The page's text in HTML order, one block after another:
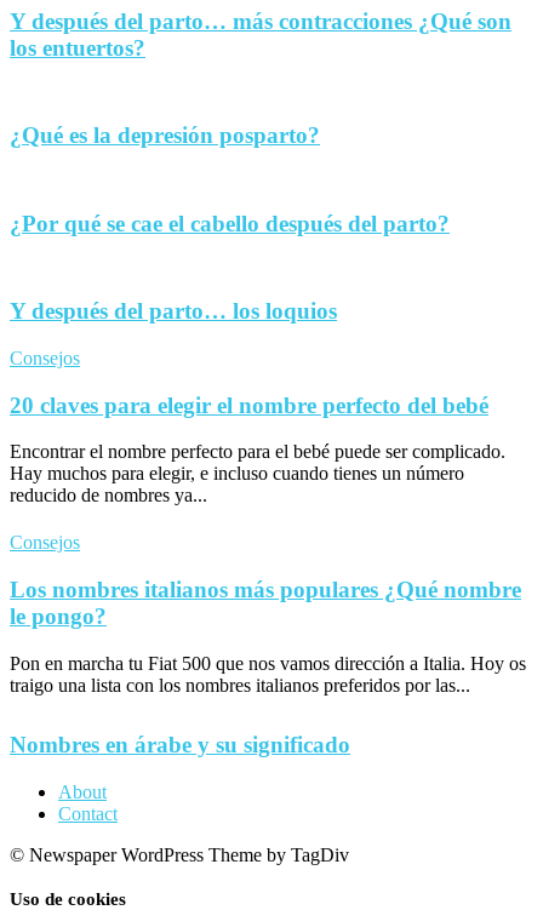
Y después del parto… más contracciones ¿Qué son
los entuertos?
¿Qué es la depresión posparto?
¿Por qué se cae el cabello después del parto?
Y después del parto… los loquios
Consejos
20 claves para elegir el nombre perfecto del bebé
Encontrar el nombre perfecto para el bebé puede ser complicado.
Hay muchos para elegir, e incluso cuando tienes un número
reducido de nombres ya...
Consejos
Los nombres italianos más populares ¿Qué nombre
le pongo?
Pon en marcha tu Fiat 500 que nos vamos dirección a Italia. Hoy os
traigo una lista con los nombres italianos preferidos por las...
Nombres en árabe y su significado
About
Contact
© Newspaper WordPress Theme by TagDiv
Uso de cookies